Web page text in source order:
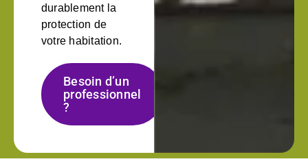
durablement la
protection de
votre habitation.
Besoin d’un
professionnel
?